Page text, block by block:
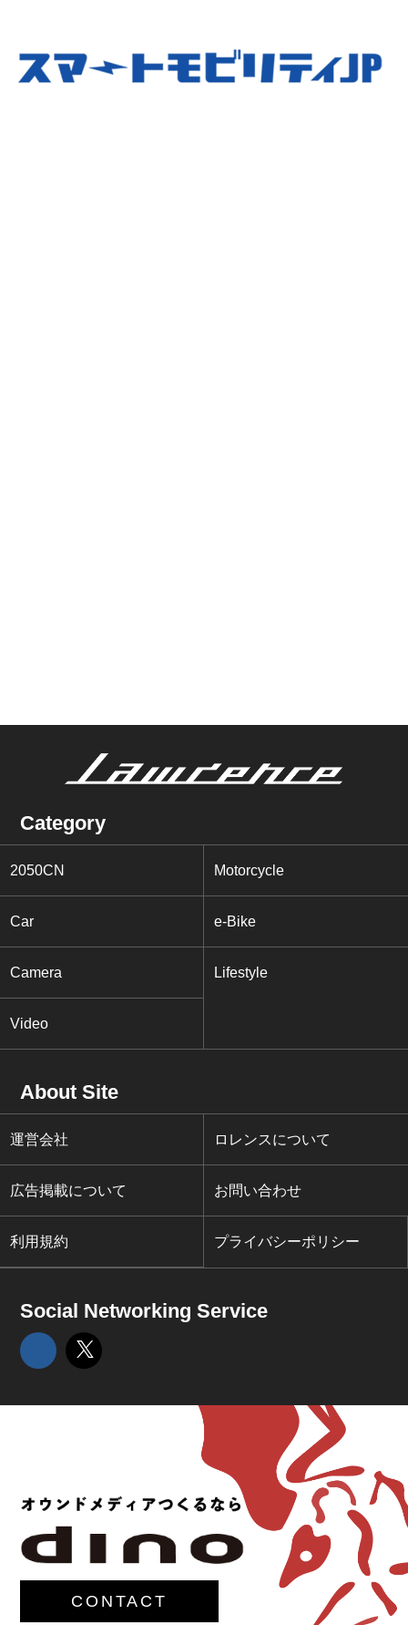
Category
2050CN Motorcycle
Car e-Bike
Camera Lifestyle
Video
About Site
運営会社 ロレンスについて
広告掲載について お問い合わせ
利用規約 プライバシーポリシー
Social Networking Service
CONTACT